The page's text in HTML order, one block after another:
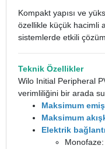
Kompakt yapısı ve
özellikle küçük hacimli
sistemlerde etkili
Teknik Özellikler
Wilo Initial Peripheral
verimliliğini bir arada
Maksimum
Maksimum
Elektrik